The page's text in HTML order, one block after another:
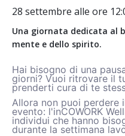
28 settembre alle ore
Una giornata dedicata al
mente e dello spirito.
Hai bisogno di una
giorni? Vuoi ritrovare il
prenderti cura di te
Allora non puoi perdere
evento: l'inCOWORK
individui che hanno
durante la settimana